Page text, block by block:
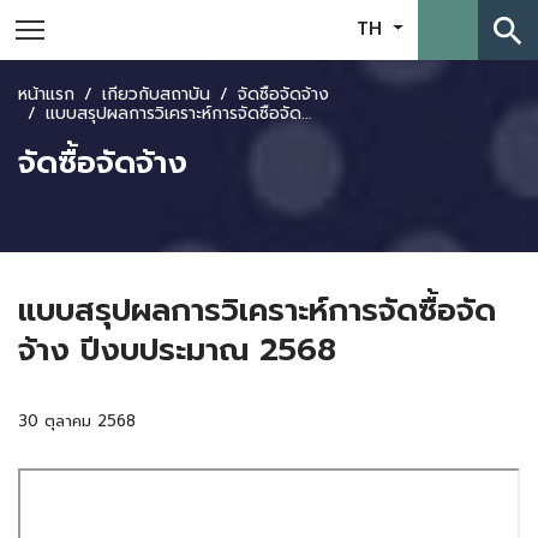
TH search
หน้าแรก เกี่ยวกับสถาบัน จัดซื้อจัดจ้าง
แบบสรุปผลการวิเคราะห์การจัดซื้อจัดจ้าง ปีงบประมาณ 2568
จัดซื้อจัดจ้าง
แบบสรุปผลการวิเคราะห์การจัดซื้อจัด
จ้าง ปีงบประมาณ 2568
30 ตุลาคม 2568